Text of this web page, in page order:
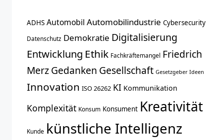
ADHS Automobil Automobilindustrie Cybersecurity
Datenschutz Demokratie Digitalisierung
Entwicklung Ethik Fachkräftemangel Friedrich
MerzGedanken Gesellschaft Gesetzgeber Ideen
Innovation ISO 26262 KI Kommunikation
Komplexität Konsum Konsument Kreativität
Kunde künstliche Intelligenz